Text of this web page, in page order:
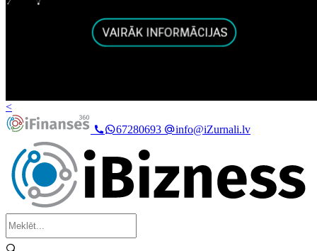
<
67280693
info@iZurnali.lv